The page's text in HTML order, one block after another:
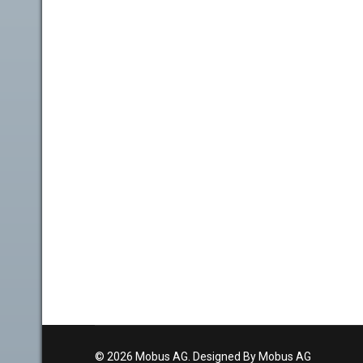
© 2026 Mobus AG. Designed By Mobus AG